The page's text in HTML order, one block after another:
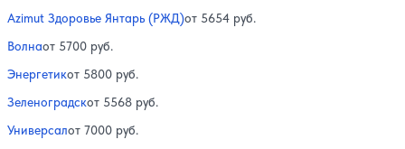
Azimut Здоровье Янтарь (РЖД)от 5654 руб.
Волнаот 5700 руб.
Энергетикот 5800 руб.
Зеленоградскот 5568 руб.
Универсалот 7000 руб.